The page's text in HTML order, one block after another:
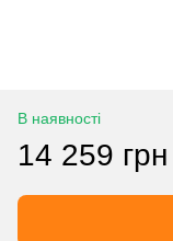
В наявності
14 259 грн